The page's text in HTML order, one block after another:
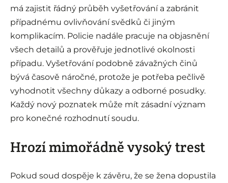
má zajistit řádný průběh vyšetřování a zabránit
případnému ovlivňování svědků či jiným
komplikacím. Policie nadále pracuje na objasnění
všech detailů a prověřuje jednotlivé okolnosti
případu. Vyšetřování podobně závažných činů
bývá časově náročné, protože je potřeba pečlivě
vyhodnotit všechny důkazy a odborné posudky.
Každý nový poznatek může mít zásadní význam
pro konečné rozhodnutí soudu.
Hrozí mimořádně vysoký trest
Pokud soud dospěje k závěru, že se žena dopustila